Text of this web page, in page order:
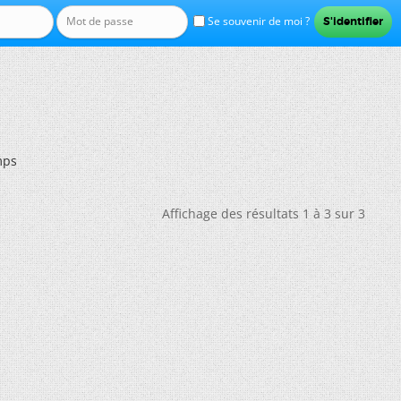
Se souvenir de moi ?
Affichage des résultats 1 à 3 sur 3